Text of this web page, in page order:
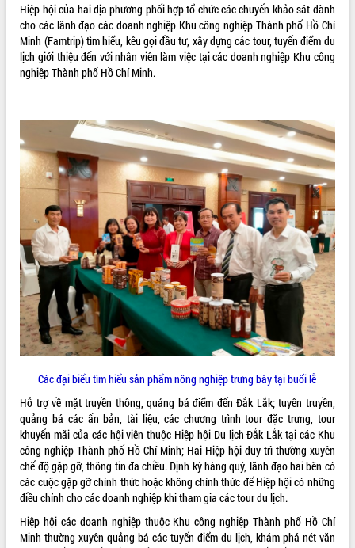
VIDEO
Không có file video nào để phát.
LIÊN KẾT WEB
THỐNG KÊ TRUY CẬP
Hôm nay: 18698
65994840
Hiệp hội của hai địa phương phối hợp tổ chức các chuyến khảo sát dành
cho các lãnh đạo các doanh nghiệp Khu công nghiệp Thành phố Hồ Chí
Minh (Famtrip) tìm hiểu, kêu gọi đầu tư, xây dựng các tour, tuyến điểm du
lịch giới thiệu đến với nhân viên làm việc tại các doanh nghiệp Khu công
nghiệp Thành phố Hồ Chí Minh.
Các đại biểu tìm hiểu sản phẩm nông nghiệp trưng bày tại buổi lễ
Hỗ trợ về mặt truyền thông, quảng bá điểm đến Đắk Lắk; tuyên truyền,
quảng bá các ấn bản, tài liệu, các chương trình tour đặc trưng, tour
khuyến mãi của các hội viên thuộc Hiệp hội Du lịch Đắk Lắk tại các Khu
công nghiệp Thành phố Hồ Chí Minh; Hai Hiệp hội duy trì thường xuyên
chế độ gặp gỡ, thông tin đa chiều. Định kỳ hàng quý, lãnh đạo hai bên có
các cuộc gặp gỡ chính thức hoặc không chính thức để Hiệp hội có những
điều chỉnh cho các doanh nghiệp khi tham gia các tour du lịch.
Hiệp hội các doanh nghiệp thuộc Khu công nghiệp Thành phố Hồ Chí
Minh thường xuyên quảng bá các tuyến điểm du lịch, khám phá nét văn